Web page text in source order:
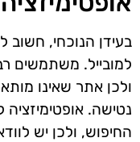
בעידן הנוכחי,
למובייל. משתמשים
ולכן אתר שאינו
נטישה. אופטימיזציה
החיפוש, ולכן יש